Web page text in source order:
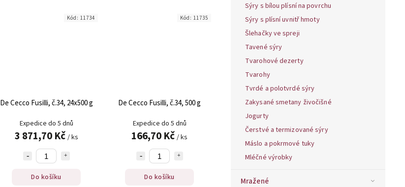
Sýry s bílou plísní na povrchu
Sýry s plísní uvnitř hmoty
Šlehačky ve spreji
Tavené sýry
Tvarohové dezerty
Tvarohy
Tvrdé a polotvrdé sýry
Zakysané smetany živočišné
Jogurty
Čerstvé a termizované sýry
Máslo a pokrmové tuky
Mléčné výrobky
Mražené
De Cecco Fusilli, č.34, 24x500 g
Expedice do 5 dnů
3 871,70 Kč / ks
Do košíku
Kód: 11734
De Cecco Fusilli, č.34, 500 g
Expedice do 5 dnů
166,70 Kč / ks
Do košíku
Kód: 11735